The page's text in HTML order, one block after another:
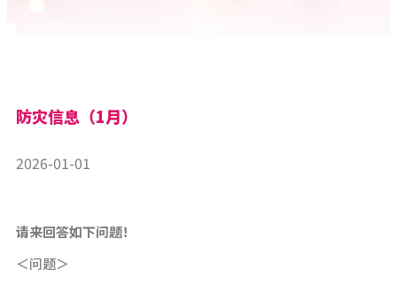
防灾信息（1月）
2026-01-01
请来回答如下问题！
＜问题＞